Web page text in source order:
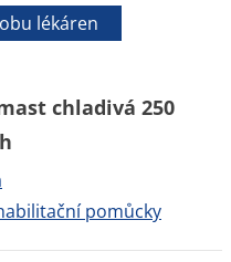
lékáren
chladivá 250
pomůcky